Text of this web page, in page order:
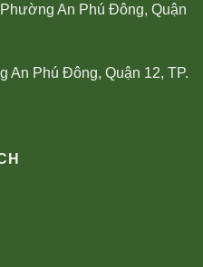
An Phú Đông, Quận
An Phú Đông, Quận 12, TP.